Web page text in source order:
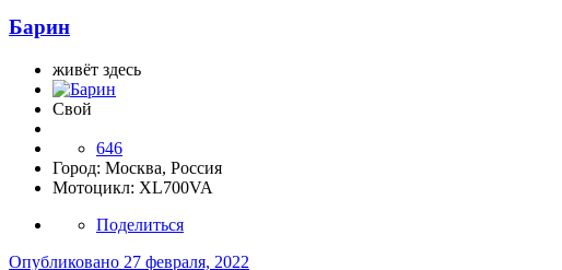
Барин
живёт здесь
Свой
646
Город: Москва, Россия
Мотоцикл: XL700VA
Поделиться
Опубликовано 27 февраля, 2022